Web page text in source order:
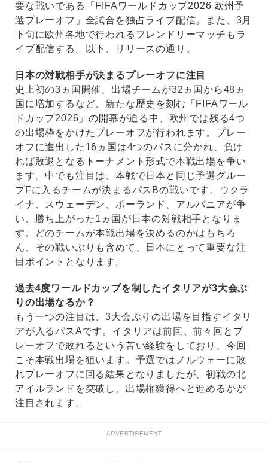
要な戦いである「FIFAワールドカップ2026 欧州予
選プレーオフ」全試合を独占ライブ配信。また、3月
下旬に欧州各地で行われるフレンドリーマッチもラ
イブ配信する。以下、リリースの通り。
日本の対戦相手が決まるプレーオフに注目
史上初の3ヵ国開催、出場チームが32ヵ国から48ヵ
国に増加するなど、新たな歴史を刻む「FIFAワール
ドカップ2026」の開幕が迫る中、欧州では残る4つ
の出場枠をかけたプレーオフが行われます。プレー
オフに進出した16ヵ国は4つのパスに分かれ、負け
れば敗退となるトーナメント形式で本戦出場を争い
ます。中でも注目は、本戦で日本と同じ予選グルー
プFに入るチームが決まるパスBの戦いです。ウクラ
イナ、スウェーデン、ポーランド、アルバニアが争
い、勝ち上がった1ヵ国が日本の対戦相手となりま
す。どのチームが本戦出場を決めるのかはもちろ
ん、その戦いぶりも含めて、日本にとって重要な注
目ポイントとなります。
過去4度ワールドカップを制したイタリアが3大会ぶ
りの出場なるか？
もう一つの注目は、3大会ぶりの出場を目指すイタリ
アが入るパスAです。イタリアは前回、前々回とプ
レーオフで敗れるという苦い経験をしており、今回
こそ本戦出場を狙います。予選ではノルウェーに敗
れプレーオフに回る結果となりましたが、初戦の北
アイルランドを突破し、出場権獲得へと進めるかが
注目されます。
ADVERTISEMENT